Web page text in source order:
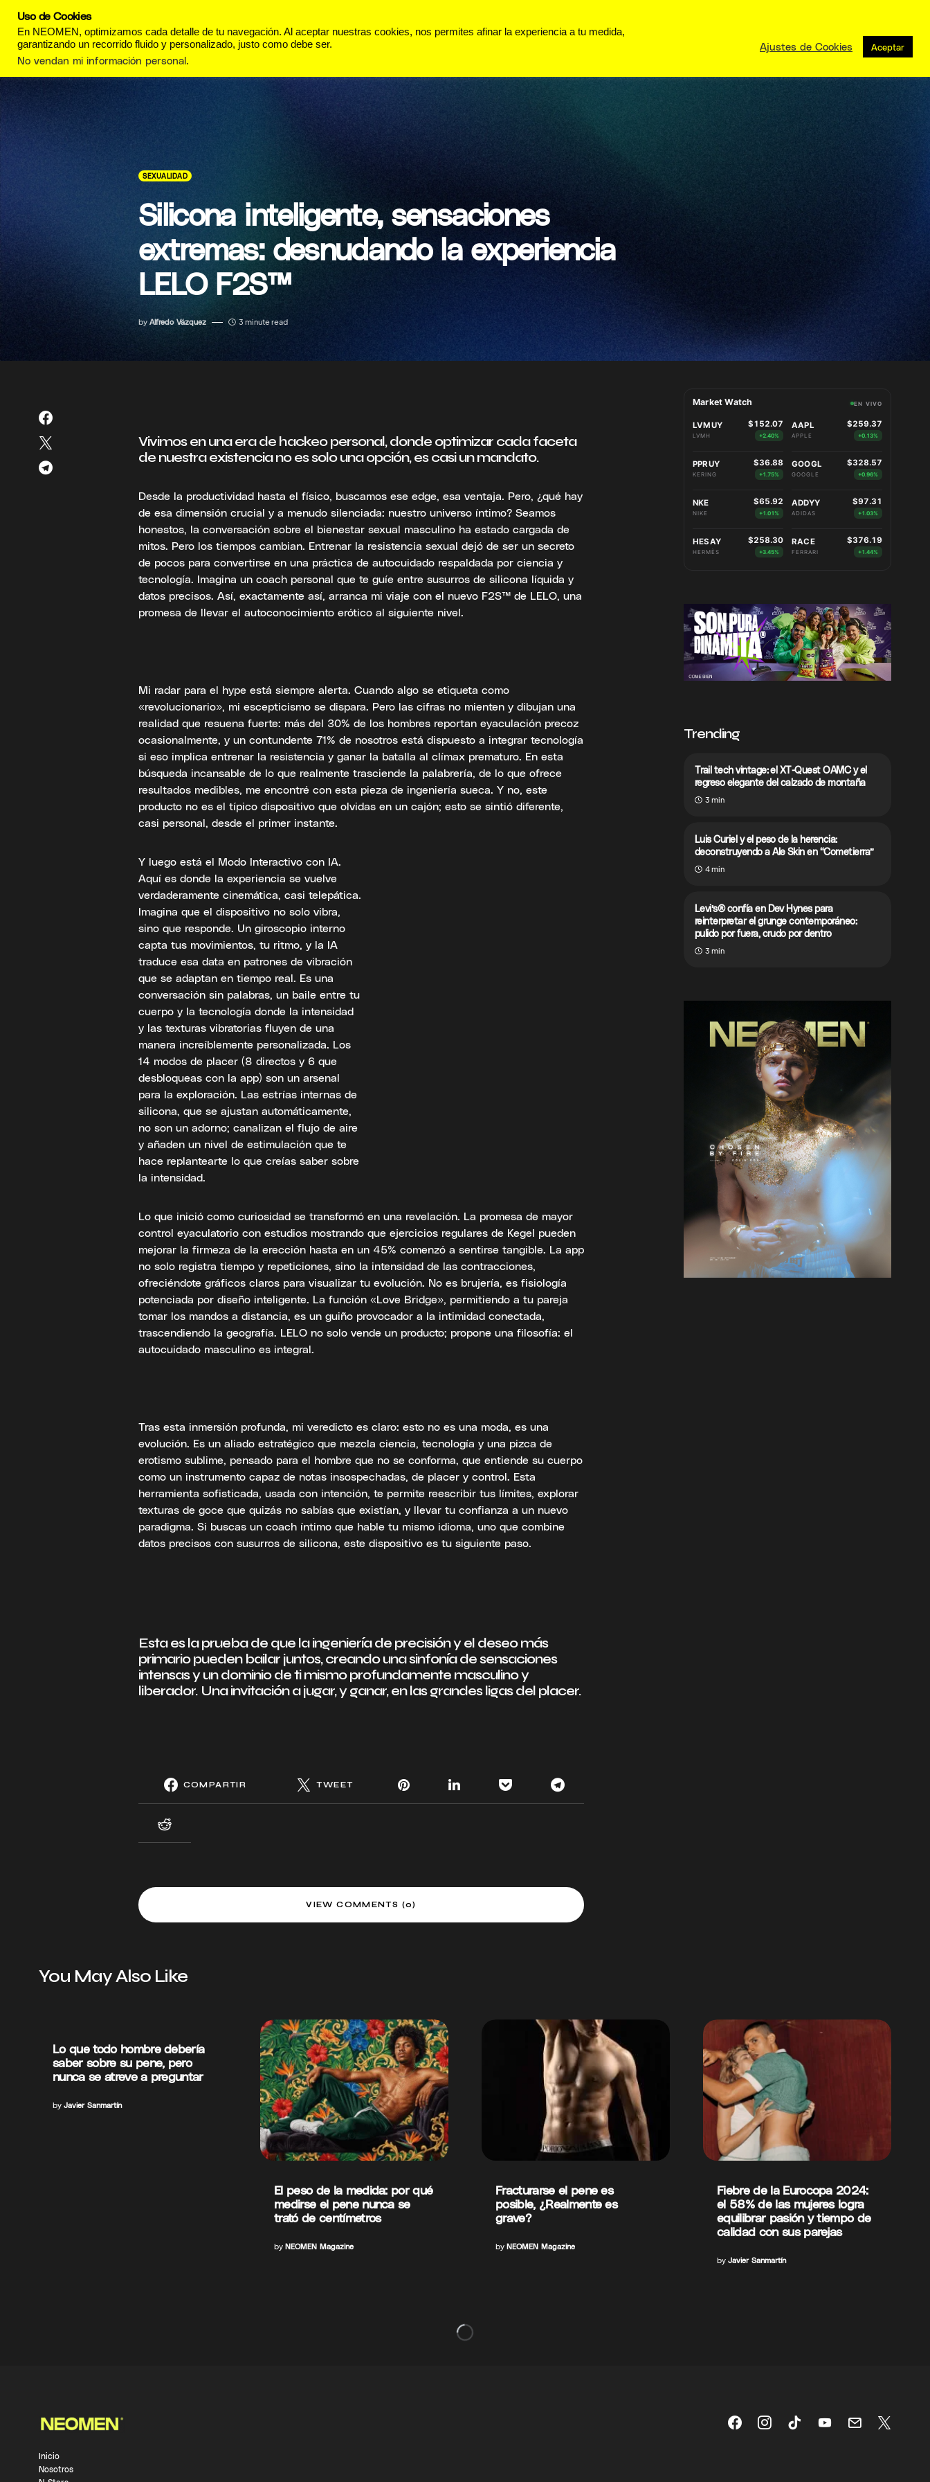
SEXUALIDAD
Silicona inteligente, sensaciones
extremas: desnudando la experiencia
LELO F2S™
by Alfredo Vázquez 3 minute read
Vivimos en una era de hackeo personal, donde optimizar cada faceta
de nuestra existencia no es solo una opción, es casi un mandato.
Desde la productividad hasta el físico, buscamos ese edge, esa ventaja. Pero, ¿qué hay
de esa dimensión crucial y a menudo silenciada: nuestro universo íntimo? Seamos
honestos, la conversación sobre el bienestar sexual masculino ha estado cargada de
mitos. Pero los tiempos cambian. Entrenar la resistencia sexual dejó de ser un secreto
de pocos para convertirse en una práctica de autocuidado respaldada por ciencia y
tecnología. Imagina un coach personal que te guíe entre susurros de silicona líquida y
datos precisos. Así, exactamente así, arranca mi viaje con el nuevo F2S™ de LELO, una
promesa de llevar el autoconocimiento erótico al siguiente nivel.
Mi radar para el hype está siempre alerta. Cuando algo se etiqueta como
«revolucionario», mi escepticismo se dispara. Pero las cifras no mienten y dibujan una
realidad que resuena fuerte: más del 30% de los hombres reportan eyaculación precoz
ocasionalmente, y un contundente 71% de nosotros está dispuesto a integrar tecnología
si eso implica entrenar la resistencia y ganar la batalla al clímax prematuro. En esta
búsqueda incansable de lo que realmente trasciende la palabrería, de lo que ofrece
resultados medibles, me encontré con esta pieza de ingeniería sueca. Y no, este
producto no es el típico dispositivo que olvidas en un cajón; esto se sintió diferente,
casi personal, desde el primer instante.
Y luego está el Modo Interactivo con IA.
Aquí es donde la experiencia se vuelve
verdaderamente cinemática, casi telepática.
Imagina que el dispositivo no solo vibra,
sino que responde. Un giroscopio interno
capta tus movimientos, tu ritmo, y la IA
traduce esa data en patrones de vibración
que se adaptan en tiempo real. Es una
conversación sin palabras, un baile entre tu
cuerpo y la tecnología donde la intensidad
y las texturas vibratorias fluyen de una
manera increíblemente personalizada. Los
14 modos de placer (8 directos y 6 que
desbloqueas con la app) son un arsenal
para la exploración. Las estrías internas de
silicona, que se ajustan automáticamente,
no son un adorno; canalizan el flujo de aire
y añaden un nivel de estimulación que te
hace replantearte lo que creías saber sobre
la intensidad.
Lo que inició como curiosidad se transformó en una revelación. La promesa de mayor
control eyaculatorio con estudios mostrando que ejercicios regulares de Kegel pueden
mejorar la firmeza de la erección hasta en un 45% comenzó a sentirse tangible. La app
no solo registra tiempo y repeticiones, sino la intensidad de las contracciones,
ofreciéndote gráficos claros para visualizar tu evolución. No es brujería, es fisiología
potenciada por diseño inteligente. La función «Love Bridge», permitiendo a tu pareja
tomar los mandos a distancia, es un guiño provocador a la intimidad conectada,
trascendiendo la geografía. LELO no solo vende un producto; propone una filosofía: el
autocuidado masculino es integral.
Tras esta inmersión profunda, mi veredicto es claro: esto no es una moda, es una
evolución. Es un aliado estratégico que mezcla ciencia, tecnología y una pizca de
erotismo sublime, pensado para el hombre que no se conforma, que entiende su cuerpo
como un instrumento capaz de notas insospechadas, de placer y control. Esta
herramienta sofisticada, usada con intención, te permite reescribir tus límites, explorar
texturas de goce que quizás no sabías que existían, y llevar tu confianza a un nuevo
paradigma. Si buscas un coach íntimo que hable tu mismo idioma, uno que combine
datos precisos con susurros de silicona, este dispositivo es tu siguiente paso.
Esta es la prueba de que la ingeniería de precisión y el deseo más
primario pueden bailar juntos, creando una sinfonía de sensaciones
intensas y un dominio de ti mismo profundamente masculino y
liberador. Una invitación a jugar, y ganar, en las grandes ligas del placer.
COMPARTIR TWEET
VIEW COMMENTS (0)
Market Watch EN VIVO
LVMUY
LVMH
$152.07
+2.40%
AAPL
APPLE
$259.37
+0.13%
PPRUY
KERING
$36.88
+1.75%
GOOGL
GOOGLE
$328.57
+0.96%
NKE
NIKE
$65.92
+1.01%
ADDYY
ADIDAS
$97.31
+1.03%
HESAY
HERMÈS
$258.30
+3.45%
RACE
FERRARI
$376.19
+1.44%
Trending
Trail tech vintage: el XT-Quest OAMC y el
regreso elegante del calzado de montaña
3 min
Luis Curiel y el peso de la herencia:
deconstruyendo a Ale Skin en “Cometierra”
4 min
Levi’s® confía en Dev Hynes para
reinterpretar el grunge contemporáneo:
pulido por fuera, crudo por dentro
3 min
You May Also Like
Lo que todo hombre debería
saber sobre su pene, pero
nunca se atreve a preguntar
by Javier Sanmartín
El peso de la medida: por qué
medirse el pene nunca se
trató de centímetros
by NEOMEN Magazine
Fracturarse el pene es
posible, ¿Realmente es
grave?
by NEOMEN Magazine
Fiebre de la Eurocopa 2024:
el 58% de las mujeres logra
equilibrar pasión y tiempo de
calidad con sus parejas
by Javier Sanmartín
Inicio
Nosotros
Uso de Cookies
En NEOMEN, optimizamos cada detalle de tu navegación. Al aceptar nuestras cookies, nos permites afinar la experiencia a tu medida,
garantizando un recorrido fluido y personalizado, justo como debe ser.
No vendan mi información personal.
Ajustes de Cookies Aceptar